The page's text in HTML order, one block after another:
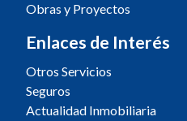
Obras y Proyectos
Enlaces de Interés
Otros Servicios
Seguros
Actualidad Inmobiliaria